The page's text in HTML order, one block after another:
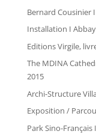
Bernard Cousinier
Installation I
Editions Virgile,
The MDINA
2015
Archi-Structure
Exposition /
Park Sino-Français